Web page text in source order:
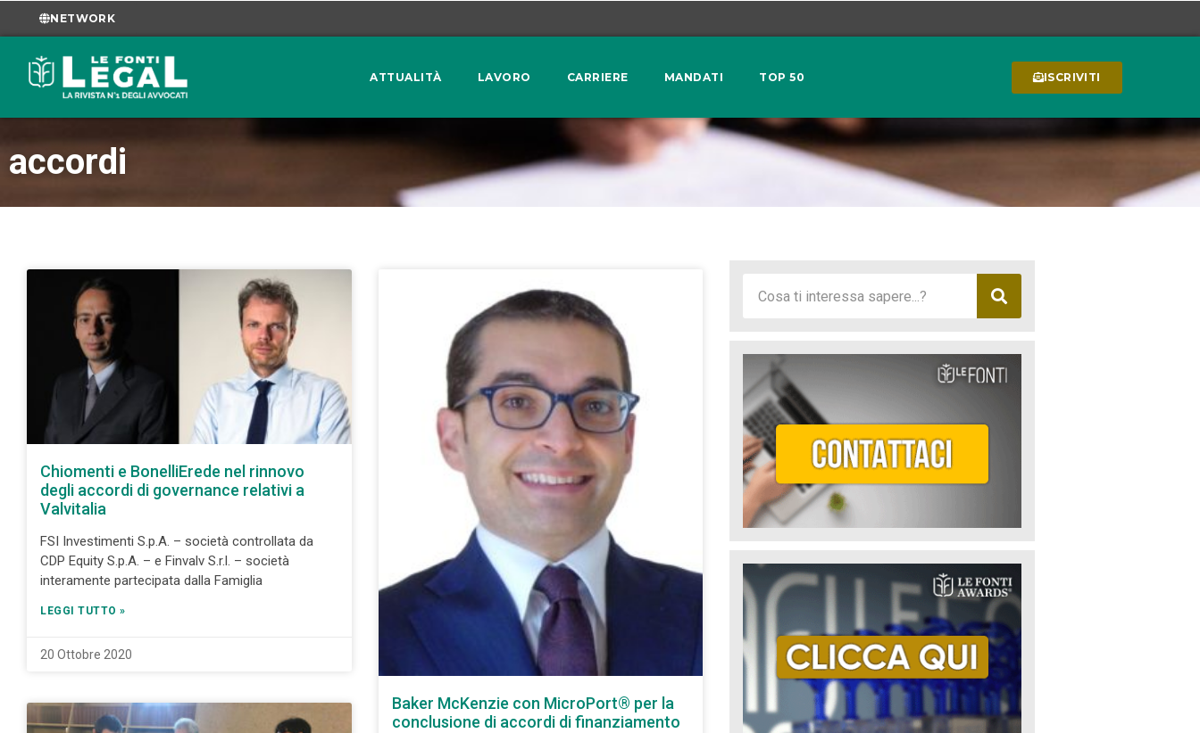
NETWORK
ATTUALITÀ LAVORO CARRIERE MANDATI TOP 50 ISCRIVITI
accordi
Chiomenti e BonelliErede nel rinnovo
degli accordi di governance relativi a
Valvitalia
FSI Investimenti S.p.A. – società controllata da
CDP Equity S.p.A. – e Finvalv S.r.l. – società
interamente partecipata dalla Famiglia
LEGGI TUTTO »
20 Ottobre 2020
Baker McKenzie con MicroPort® per la
conclusione di accordi di finanziamento